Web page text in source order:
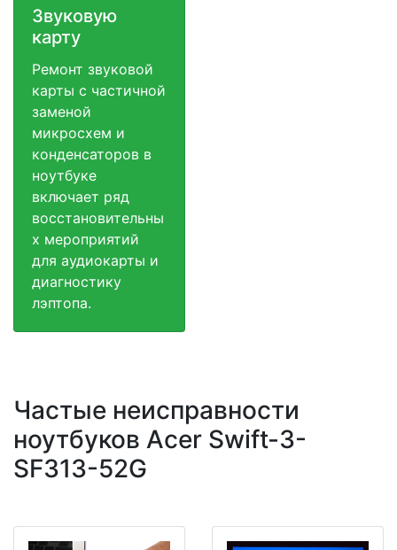
Звуковую
карту
Ремонт звуковой
карты с частичной
заменой
микросхем и
конденсаторов в
ноутбуке
включает ряд
восстановительны
х мероприятий
для аудиокарты и
диагностику
лэптопа.
Частые неисправности
ноутбуков Acer Swift-3-
SF313-52G